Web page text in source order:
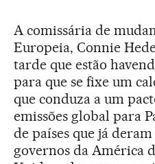
A comissária de
Europeia, Connie
tarde que estão
para que se fixe um
que conduza a um
emissões global para
de países que já
governos da América